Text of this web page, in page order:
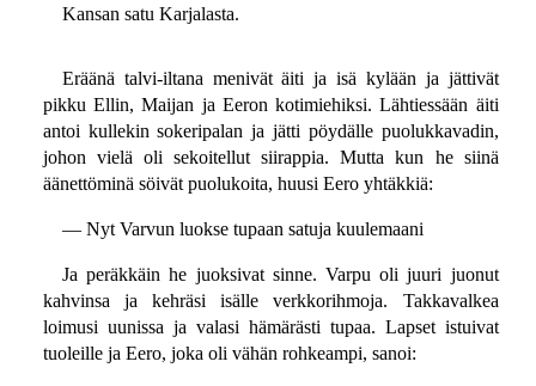
Kansan satu Karjalasta.
Eräänä talvi-iltana menivät äiti ja isä kylään ja jättivät
pikku Ellin, Maijan ja Eeron kotimiehiksi. Lähtiessään äiti
antoi kullekin sokeripalan ja jätti pöydälle puolukkavadin,
johon vielä oli sekoitellut siirappia. Mutta kun he siinä
äänettöminä söivät puolukoita, huusi Eero yhtäkkiä:
— Nyt Varvun luokse tupaan satuja kuulemaani
Ja peräkkäin he juoksivat sinne. Varpu oli juuri juonut
kahvinsa ja kehräsi isälle verkkorihmoja. Takkavalkea
loimusi uunissa ja valasi hämärästi tupaa. Lapset istuivat
tuoleille ja Eero, joka oli vähän rohkeampi, sanoi: